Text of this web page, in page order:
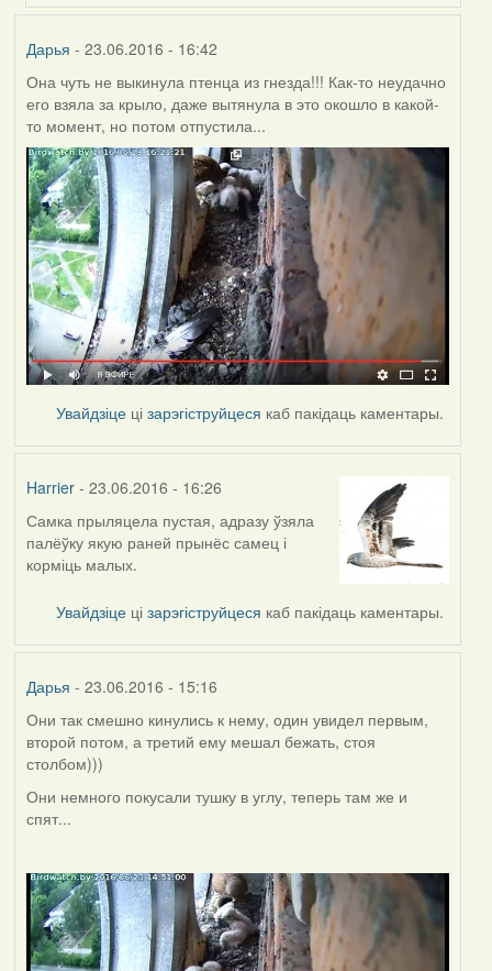
Дарья - 23.06.2016 - 16:42
Она чуть не выкинула птенца из гнезда!!! Как-то неудачно
его взяла за крыло, даже вытянула в это окошло в какой-
то момент, но потом отпустила...
Увайдзіце цізарэгіструйцеся каб пакідаць каментары.
Harrier- 23.06.2016 - 16:26
Самка прыляцела пустая, адразу ўзяла
палёўку якую раней прынёс самец і
корміць малых.
Увайдзіце цізарэгіструйцеся каб пакідаць каментары.
Дарья - 23.06.2016 - 15:16
Они так смешно кинулись к нему, один увидел первым,
второй потом, а третий ему мешал бежать, стоя
столбом)))
Они немного покусали тушку в углу, теперь там же и
спят...